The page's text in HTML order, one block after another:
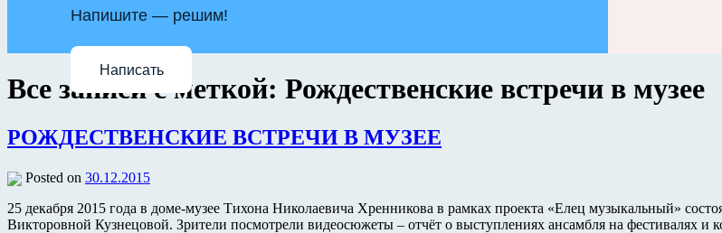
Напишите — решим!
Написать
Все записи с меткой: Рождественские встречи в музее
РОЖДЕСТВЕНСКИЕ ВСТРЕЧИ В МУЗЕЕ
Posted on 30.12.2015
25 декабря 2015 года в доме-музее Тихона Николаевича Хренникова в рамках проекта «Елец музыкальный»
Викторовной Кузнецовой. Зрители посмотрели видеосюжеты – отчёт о выступлениях ансамбля на фестивалях и